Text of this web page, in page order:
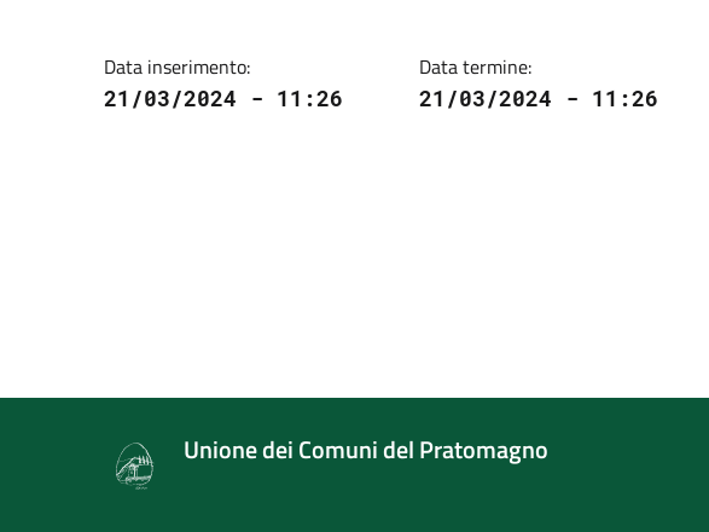
Data inserimento:
21/03/2024 - 11:26
Data termine:
21/03/2024 - 11:26
Unione dei Comuni del Pratomagno